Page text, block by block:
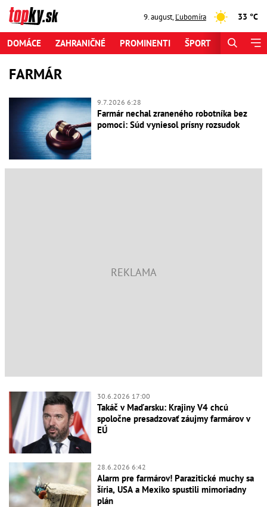
9. august,Ľubomíra 33 °C
DOMÁCE ZAHRANIČNÉ PROMINENTI ŠPORT
FARMÁR
9.7.2026 6:28
Farmár nechal zraneného robotníka bez
pomoci: Súd vyniesol prísny rozsudok
30.6.2026 17:00
Takáč v Maďarsku: Krajiny V4 chcú
spoločne presadzovať záujmy farmárov v
EÚ
28.6.2026 6:42
Alarm pre farmárov! Parazitické muchy sa
šíria, USA a Mexiko spustili mimoriadny
plán